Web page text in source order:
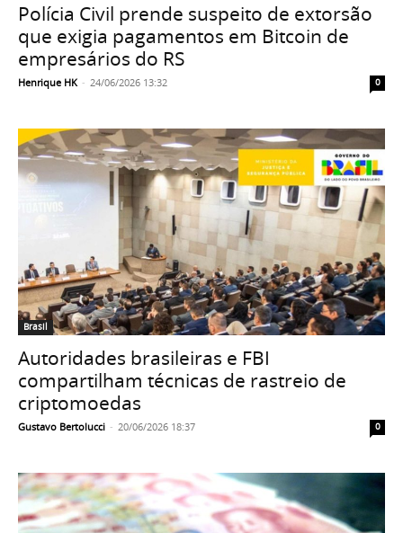
Polícia Civil prende suspeito de extorsão
que exigia pagamentos em Bitcoin de
empresários do RS
Henrique HK - 24/06/2026 13:32 0
Brasil
Autoridades brasileiras e FBI
compartilham técnicas de rastreio de
criptomoedas
Gustavo Bertolucci - 20/06/2026 18:37 0